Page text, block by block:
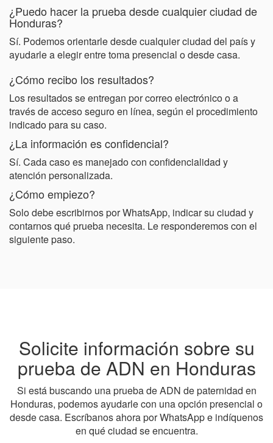
¿Puedo hacer la prueba desde cualquier ciudad de
Honduras?
Sí. Podemos orientarle desde cualquier ciudad del país y
ayudarle a elegir entre toma presencial o desde casa.
¿Cómo recibo los resultados?
Los resultados se entregan por correo electrónico o a
través de acceso seguro en línea, según el procedimiento
indicado para su caso.
¿La información es confidencial?
Sí. Cada caso es manejado con confidencialidad y
atención personalizada.
¿Cómo empiezo?
Solo debe escribirnos por WhatsApp, indicar su ciudad y
contarnos qué prueba necesita. Le responderemos con el
siguiente paso.
Solicite información sobre su
prueba de ADN en Honduras
Si está buscando una prueba de ADN de paternidad en
Honduras, podemos ayudarle con una opción presencial o
desde casa. Escríbanos ahora por WhatsApp e indíquenos
en qué ciudad se encuentra.